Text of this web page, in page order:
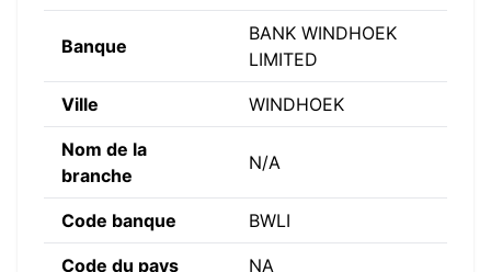
Banque
BANK WINDHOEK
LIMITED
Ville WINDHOEK
Nom de la
branche
N/A
Code banque BWLI
Code du pays NA